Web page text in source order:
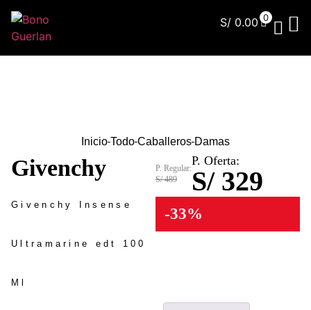
S/ 0.00 0
Inicio Todo Caballeros Damas
Givenchy
Givenchy Insense
Ultramarine edt 100
Ml
P. Regular:
S/ 489
P. Oferta:
S/ 329
-33%